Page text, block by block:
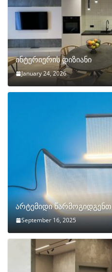
ინტერიერის დიზიანი
January 24, 2026
არტემიდი წარმოგიდგენთ
September 16, 2025